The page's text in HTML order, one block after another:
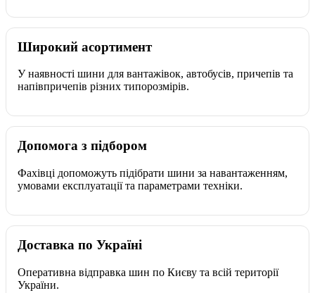
Широкий асортимент
У наявності шини для вантажівок, автобусів, причепів та
напівпричепів різних типорозмірів.
Допомога з підбором
Фахівці допоможуть підібрати шини за навантаженням,
умовами експлуатації та параметрами техніки.
Доставка по Україні
Оперативна відправка шин по Києву та всій території
України.